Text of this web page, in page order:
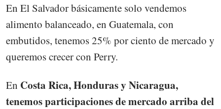
En El Salvador básicamente solo vendemos
alimento balanceado, en Guatemala, con
embutidos, tenemos 25% por ciento de mercado y
queremos crecer con Perry.
En Costa Rica, Honduras y Nicaragua,
tenemos participaciones de mercado arriba del